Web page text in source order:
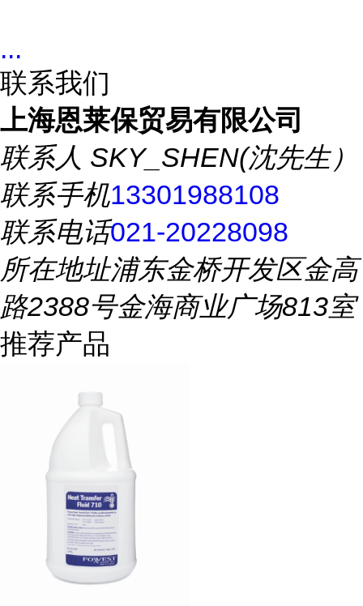
...
联系我们
上海恩莱保贸易有限公司
联系人 SKY_SHEN(沈先生）
联系手机13301988108
联系电话021-20228098
所在地址浦东金桥开发区金高
路2388号金海商业广场813室
推荐产品